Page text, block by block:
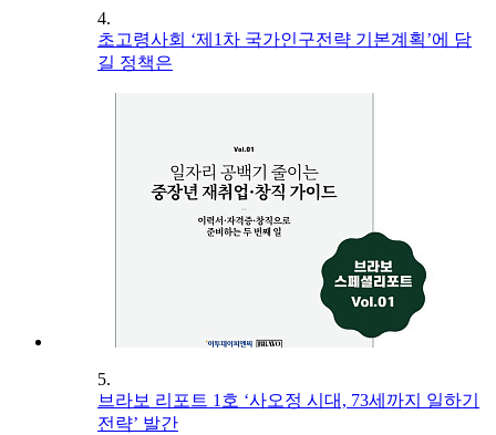
4.
초고령사회 ‘제1차 국가인구전략 기본계획’에 담
길 정책은
5.
브라보 리포트 1호 ‘사오정 시대, 73세까지 일하기
전략’ 발간